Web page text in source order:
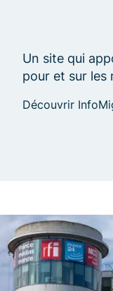
Un site qui
pour et sur les
Découvrir